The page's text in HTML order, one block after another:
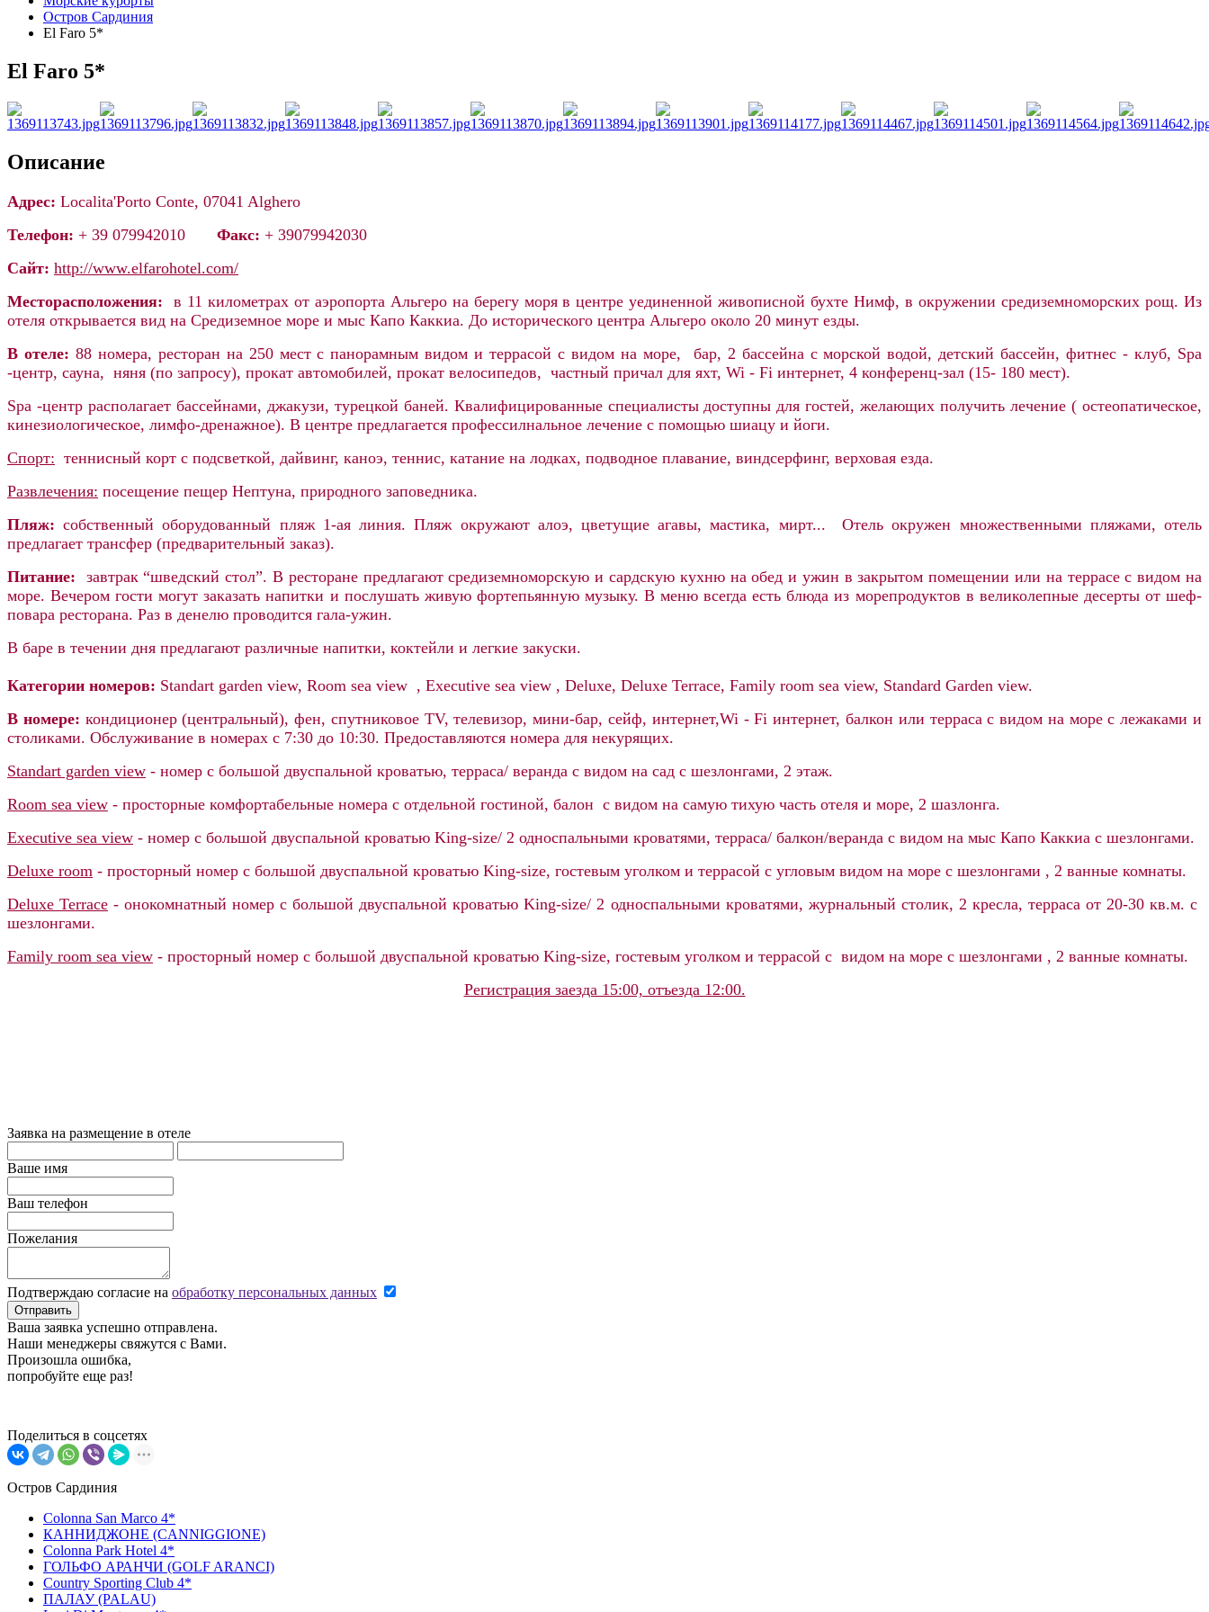
Остров Сардиния
El Faro 5*
El Faro 5*
Описание
Адрес: Localita'Porto Conte, 07041 Alghero
Телефон: + 39 079942010 Факс: + 39079942030
Сайт: http://www.elfarohotel.com/
Месторасположения: в 11 километрах от аэропорта Альгеро на берегу моря в центре уединенной живописной бухте Нимф, в окружении средиземноморских рощ. Из
отеля открывается вид на Средиземное море и мыс Капо Каккиа. До исторического центра Альгеро около 20 минут езды.
В отеле: 88 номера, ресторан на 250 мест с панорамным видом и террасой с видом на море, бар, 2 бассейна с морской водой, детский бассейн, фитнес - клуб, Spa
-центр, сауна, няня (по запросу), прокат автомобилей, прокат велосипедов, частный причал для яхт, Wi - Fi интернет, 4 конференц-зал (15- 180 мест).
Spa -центр располагает бассейнами, джакузи, турецкой баней. Квалифицированные специалисты доступны для гостей, желающих получить лечение ( остеопатическое,
кинезиологическое, лимфо-дренажное). В центре предлагается профессилнальное лечение с помощью шиацу и йоги.
Спорт: теннисный корт с подсветкой, дайвинг, каноэ, теннис, катание на лодках, подводное плавание, виндсерфинг, верховая езда.
Развлечения: посещение пещер Нептуна, природного заповедника.
Пляж: собственный оборудованный пляж 1-ая линия. Пляж окружают алоэ, цветущие агавы, мастика, мирт... Отель окружен множественными пляжами, отель
предлагает трансфер (предварительный заказ).
Питание: завтрак “шведский стол”. В ресторане предлагают средиземноморскую и сардскую кухню на обед и ужин в закрытом помещении или на террасе с видом на
море. Вечером гости могут заказать напитки и послушать живую фортепьянную музыку. В меню всегда есть блюда из морепродуктов в великолепные десерты от шеф-
повара ресторана. Раз в денелю проводится гала-ужин.
В баре в течении дня предлагают различные напитки, коктейли и легкие закуски.
Категории номеров: Standart garden view, Room sea view , Executive sea view , Deluxe, Deluxe Terrace, Family room sea view, Standard Garden view.
В номере: кондиционер (центральный), фен, спутниковое TV, телевизор, мини-бар, сейф, интернет,Wi - Fi интернет, балкон или терраса с видом на море с лежаками и
столиками. Обслуживание в номерах с 7:30 до 10:30. Предоставляются номера для некурящих.
Standart garden view - номер с большой двуспальной кроватью, терраса/ веранда с видом на сад с шезлонгами, 2 этаж.
Room sea view - просторные комфортабельные номера с отдельной гостиной, балон с видом на самую тихую часть отеля и море, 2 шазлонга.
Executive sea view - номер с большой двуспальной кроватью King-size/ 2 односпальными кроватями, терраса/ балкон/веранда с видом на мыс Капо Каккиа с шезлонгами.
Deluxe room - просторный номер с большой двуспальной кроватью King-size, гостевым уголком и террасой с угловым видом на море с шезлонгами , 2 ванные комнаты.
Deluxe Terrace - онокомнатный номер с большой двуспальной кроватью King-size/ 2 односпальными кроватями, журнальный столик, 2 кресла, терраса от 20-30 кв.м. с
шезлонгами.
Family room sea view - просторный номер с большой двуспальной кроватью King-size, гостевым уголком и террасой с видом на море с шезлонгами , 2 ванные комнаты.
Регистрация заезда 15:00, отъезда 12:00.
Заявка на размещение в отеле
Ваше имя
Ваш телефон
Пожелания
Подтверждаю согласие на обработку персональных данных
Отправить
Ваша заявка успешно отправлена.
Наши менеджеры свяжутся с Вами.
Произошла ошибка,
попробуйте еще раз!
Поделиться в соцсетях
Остров Сардиния
Colonna San Marco 4*
КАННИДЖОНЕ (CANNIGGIONE)
Colonna Park Hotel 4*
ГОЛЬФО АРАНЧИ (GOLF ARANCI)
Country Sporting Club 4*
ПАЛАУ (PALAU)